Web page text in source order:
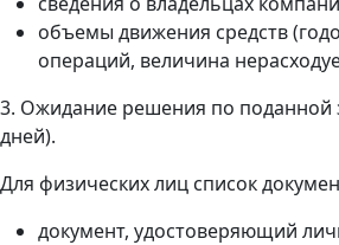
объемы движения средств
операций, величина
3. Ожидание решения по поданной
дней).
Для физических лиц список
документ, удостоверяющий